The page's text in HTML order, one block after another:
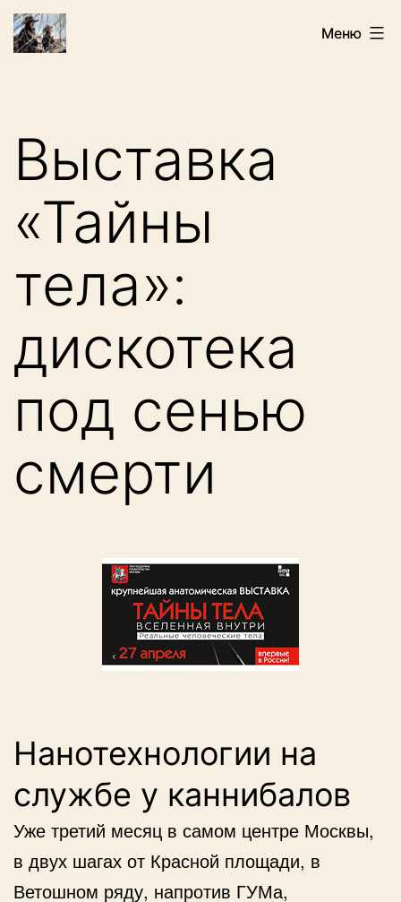
Перейти
Искатели Меню
Выставка
«Тайны
тела»:
дискотека
под сенью
смерти
Нанотехнологии на
службе у каннибалов
Уже третий месяц в самом центре Москвы,
в двух шагах от Красной площади, в
Ветошном ряду, напротив ГУМа,